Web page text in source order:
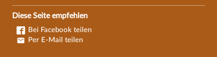
Diese Seite empfehlen
Bei Facebook teilen
Per E-Mail teilen